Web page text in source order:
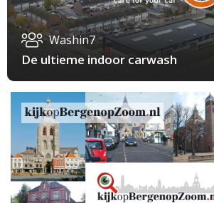
Washin7
De ultieme indoor carwash